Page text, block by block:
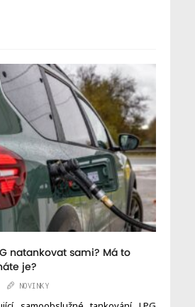
natankovat sami? Má to
je?
NOVINKY